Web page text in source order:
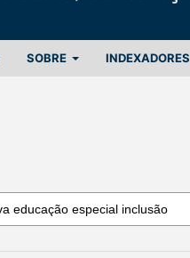
SOBRE INDEXADORES